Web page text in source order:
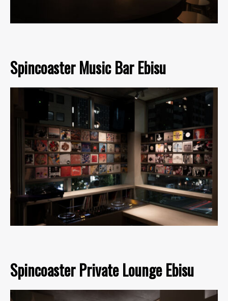
Spincoaster Music Bar Ebisu
Spincoaster Private Lounge Ebisu